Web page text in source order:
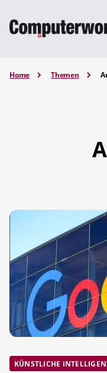
Home Themen
KÜNSTLICHE